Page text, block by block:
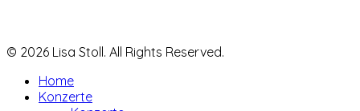
© 2026 Lisa Stoll. All Rights Reserved.
Home
Konzerte